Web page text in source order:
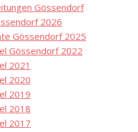
Gössendorf
2026
Gössendorf 2025
Gössendorf 2022
2021
2020
2019
2018
2017